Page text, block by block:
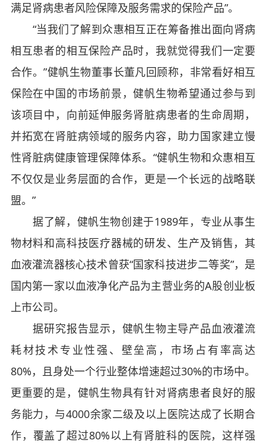
满足肾病患者风险保障及服务需求的保险产品”。
“当我们了解到众惠相互正在筹备推出面向肾病
相互患者的相互保险产品时，我就觉得我们一定要
合作。”健帆生物董事长董凡回顾称，非常看好相互
保险在中国的市场前景，健帆生物希望通过参与到
该项目中，向前延伸服务肾脏病患者的生命周期，
并拓宽在肾脏病领域的服务内容，助力国家建立慢
性肾脏病健康管理保障体系。“健帆生物和众惠相互
不仅仅是业务层面的合作，更是一个长远的战略联
盟。”
据了解，健帆生物创建于1989年，专业从事生
物材料和高科技医疗器械的研发、生产及销售，其
血液灌流器核心技术曾获“国家科技进步二等奖”，是
国内第一家以血液净化产品为主营业务的A股创业板
上市公司。
据研究报告显示，健帆生物主导产品血液灌流
耗材技术专业性强、壁垒高，市场占有率高达
80%，且身处一个行业整体增速超过30%的市场中。
更重要的是，健帆生物具有针对肾病患者良好的服
务能力，与4000余家二级及以上医院达成了长期合
作，覆盖了超过80%以上有肾脏科的医院，这样强